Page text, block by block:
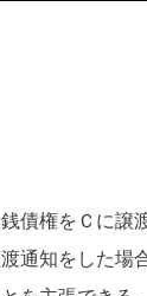
債権をＣに譲
通知をした場